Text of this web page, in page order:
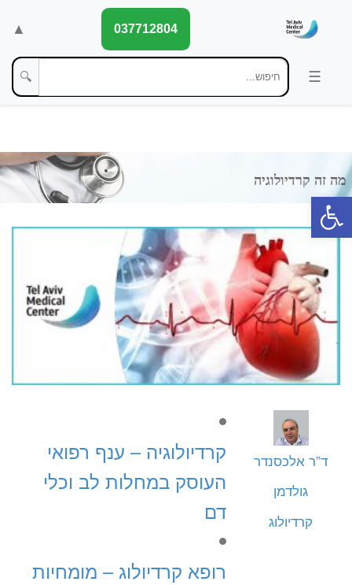
פתח סרגל נגישות
▲ 037712804
🔍
ד”ר אלכסנדר
גולדמן
קרדיולוג
קרדיולוגיה – ענף רפואי
העוסק במחלות לב וכלי
דם
רופא קרדיולוג – מומחיות